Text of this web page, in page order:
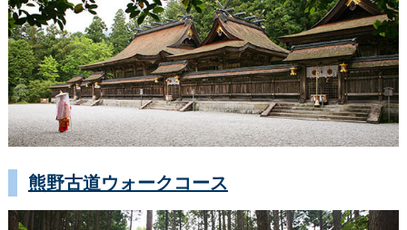
熊野古道ウォークコース